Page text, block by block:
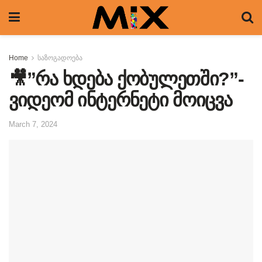
Home საზოგადოება
🎥”რა ხდება ქობულეთში?”-
ვიდეომ ინტერნეტი მოიცვა
March 7, 2024